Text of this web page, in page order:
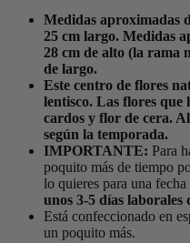
Medidas aproximadas
25 cm largo. Medidas
28 cm de alto (la rama
de largo.
Este centro de flores
lentisco. Las flores que
cardos y flor de cera.
según la temporada.
IMPORTANTE: Para
poquito más de tiempo
lo quieres para una
unos 3-5 días laborales
Está confeccionado en
un poquito más.